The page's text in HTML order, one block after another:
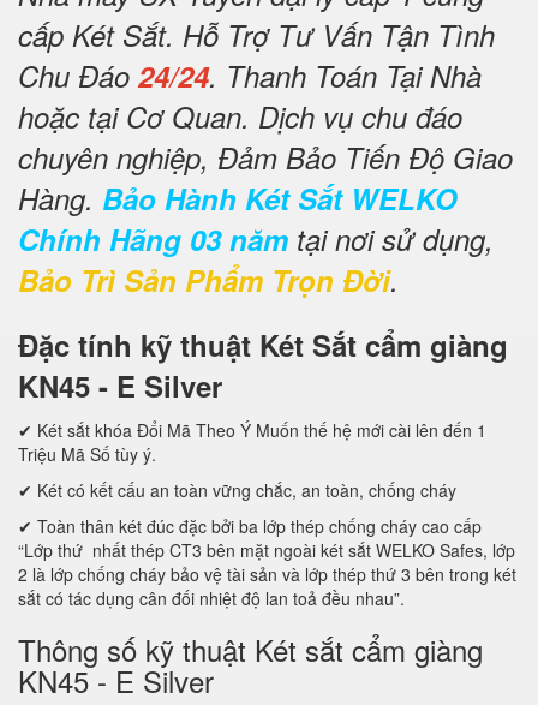
cấp Két Sắt. Hỗ Trợ Tư Vấn Tận Tình
Chu Đáo 24/24. Thanh Toán Tại Nhà
hoặc tại Cơ Quan. Dịch vụ chu đáo
chuyên nghiệp, Đảm Bảo Tiến Độ Giao
Hàng. Bảo Hành Két Sắt WELKO
Chính Hãng 03 năm tại nơi sử dụng,
Bảo Trì Sản Phẩm Trọn Đời.
Đặc tính kỹ thuật Két Sắt cẩm giàng
KN45 - E Silver
✔ Két sắt khóa Đổi Mã Theo Ý Muốn thế hệ mới cài lên đến 1
Triệu Mã Số tùy ý.
✔ Két có kết cấu an toàn vững chắc, an toàn, chống cháy
✔ Toàn thân két đúc đặc bởi ba lớp thép chống cháy cao cấp
“Lớp thứ nhất thép CT3 bên mặt ngoài két sắt WELKO Safes, lớp
2 là lớp chống cháy bảo vệ tài sản và lớp thép thứ 3 bên trong két
sắt có tác dụng cân đối nhiệt độ lan toả đều nhau”.
Thông số kỹ thuật Két sắt cẩm giàng
KN45 - E Silver